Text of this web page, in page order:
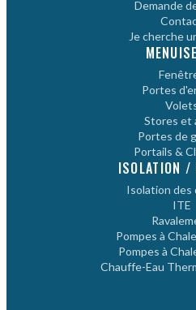
Demande
Je cherche
Portes
Stores et
Portes de
Portails &
ISOLATION /
Isolation des
ITE
Pompes à
Pompes à
Chauffe-Eau